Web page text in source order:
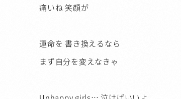
痛いね 笑顔が
運命を 書き換えるなら
まず自分を変えなきゃ